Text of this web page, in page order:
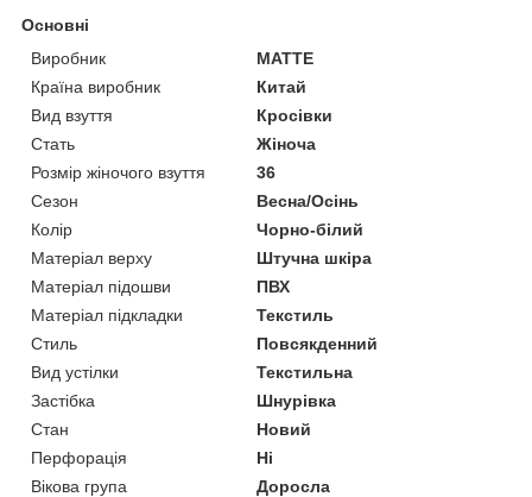
Основні
Виробник
MATTE
Країна виробник
Китай
Вид взуття
Кросівки
Стать
Жіноча
Розмір жіночого взуття
36
Сезон
Весна/Осінь
Колір
Чорно-білий
Матеріал верху
Штучна шкіра
Матеріал підошви
ПВХ
Матеріал підкладки
Текстиль
Стиль
Повсякденний
Вид устілки
Текстильна
Застібка
Шнурівка
Стан
Новий
Перфорація
Ні
Вікова група
Доросла